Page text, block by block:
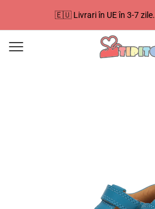
🇪🇺 Livrari în UE în 3-7 zile.